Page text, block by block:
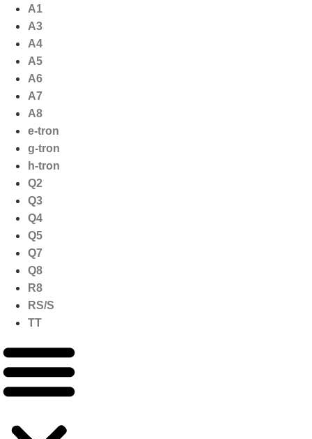
naar
inhoud
A1
A3
A4
A5
A6
A7
A8
e-tron
g-tron
h-tron
Q2
Q3
Q4
Q5
Q7
Q8
R8
RS/S
TT